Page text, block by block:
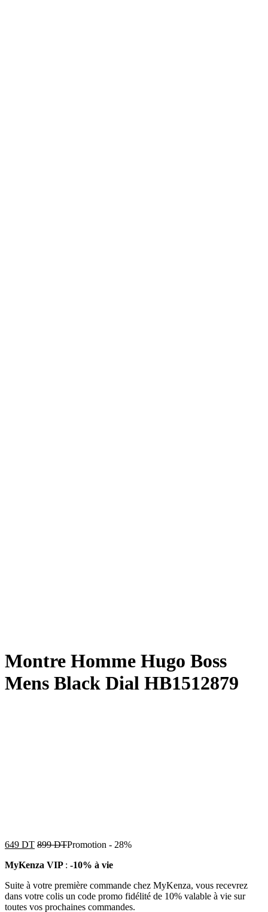
Montre Homme Hugo Boss
Mens Black Dial HB1512879
649 DT 899DTPromotion - 28%
MyKenza VIP : -10% à vie
Suite à votre première commande chez MyKenza, vous recevrez
dans votre colis un code promo fidélité de 10% valable à vie sur
toutes vos prochaines commandes.